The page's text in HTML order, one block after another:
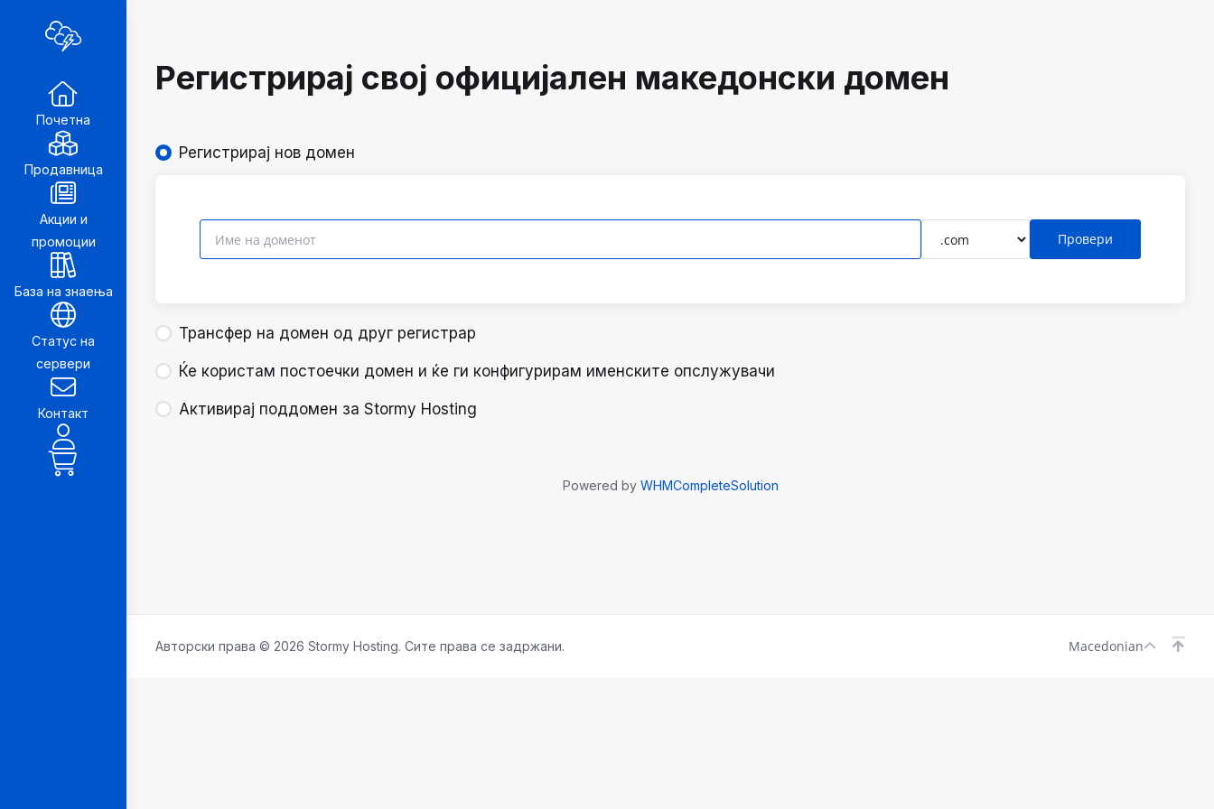
Почетна
Продавница
Акции и
промоции
База на знаења
Статус на
сервери
Контакт
Регистрирај свој официјален македонски домен
Регистрирај нов домен
Провери
Трансфер на домен од друг регистрар
Ќе користам постоечки домен и ќе ги конфигурирам именските опслужувачи
Активирај поддомен за Stormy Hosting
Powered by WHMCompleteSolution
Авторски права © 2026 Stormy Hosting. Сите права се задржани. Macedonian